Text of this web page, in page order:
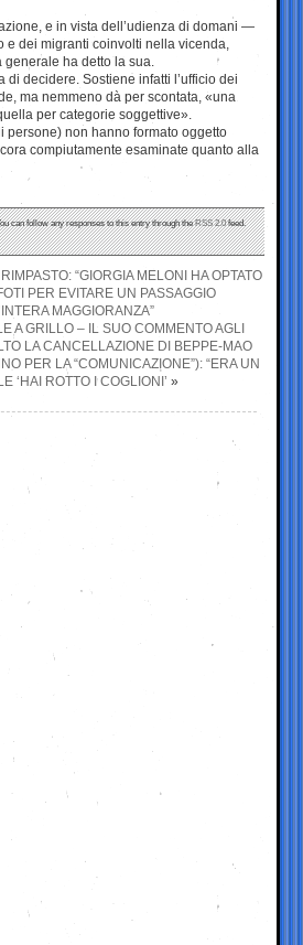
e in vista dell’udienza di domani —
e dei migranti coinvolti nella vicenda,
ha detto la sua.
decidere. Sostiene infatti l’ufficio dei
ma nemmeno dà per scontata, «una
per categorie soggettive».
non hanno formato oggetto
compiutamente esaminate quanto alla
can follow any responses to this entry through theRSS 2.0feed.
“GIORGIA MELONI HA OPTATO
PER EVITARE UN PASSAGGIO
MAGGIORANZA”
A GRILLO – IL SUO COMMENTO AGLI
LA CANCELLAZIONE DI BEPPE-MAO
PER LA “COMUNICAZIONE”): “ERA UN
‘HAI ROTTO I COGLIONI’ »